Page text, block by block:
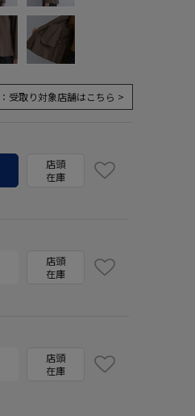
受取り対象店舗はこちら >
店頭
在庫
店頭
在庫
店頭
在庫